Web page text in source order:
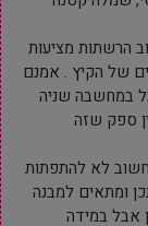
הרשתות מציעות
של הקיץ . אמנם
במחשבה שניה
אז אין ספק שזה
חשוב לא להתפתות
ומתאים למבנה
אבל במידה